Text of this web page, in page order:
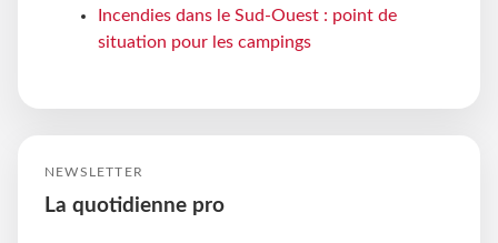
Incendies dans le Sud-Ouest : point de
situation pour les campings
NEWSLETTER
La quotidienne pro